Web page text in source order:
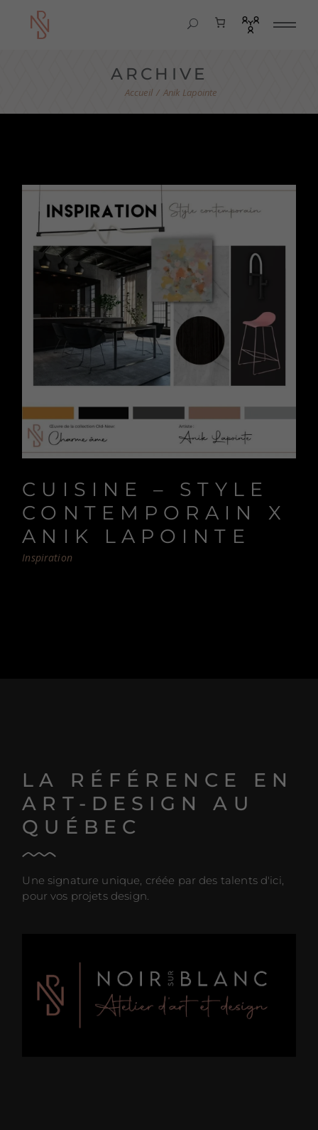
ARCHIVE
Anik Lapointe
CUISINE – STYLE
CONTEMPORAIN X
ANIK LAPOINTE
Inspiration
LA RÉFÉRENCE EN
ART-DESIGN AU
QUÉBEC
Une signature unique, créée par des talents d'ici,
pour vos projets design.